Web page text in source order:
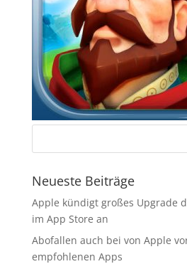
Neueste Beiträge
Apple kündigt großes Upgrade
im App Store an
Abofallen auch bei von Apple
empfohlenen Apps